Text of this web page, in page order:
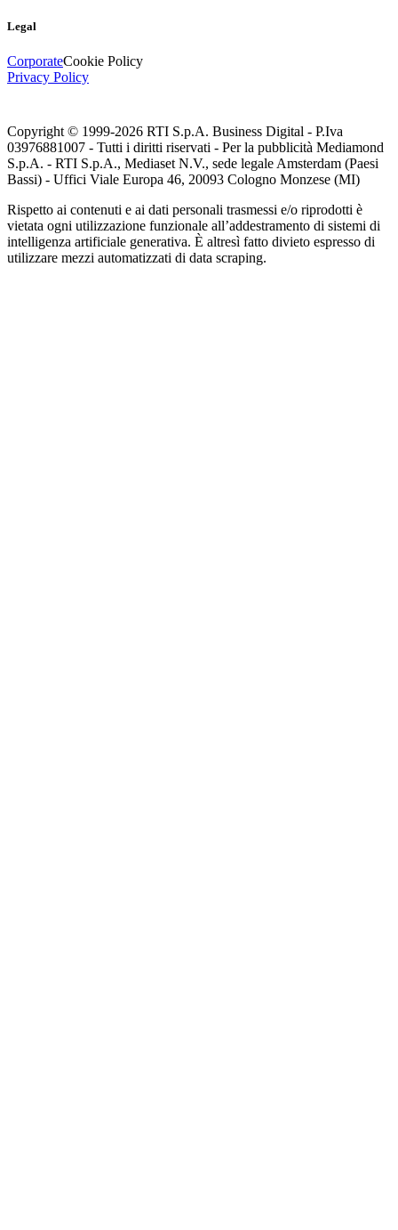
Legal
CorporateCookie Policy
Privacy Policy
Copyright © 1999-2026 RTI S.p.A. Business Digital - P.Iva
03976881007 - Tutti i diritti riservati - Per la pubblicità Mediamond
S.p.A. - RTI S.p.A., Mediaset N.V., sede legale Amsterdam (Paesi
Bassi) - Uffici Viale Europa 46, 20093 Cologno Monzese (MI)
Rispetto ai contenuti e ai dati personali trasmessi e/o riprodotti è
vietata ogni utilizzazione funzionale all’addestramento di sistemi di
intelligenza artificiale generativa. È altresì fatto divieto espresso di
utilizzare mezzi automatizzati di data scraping.